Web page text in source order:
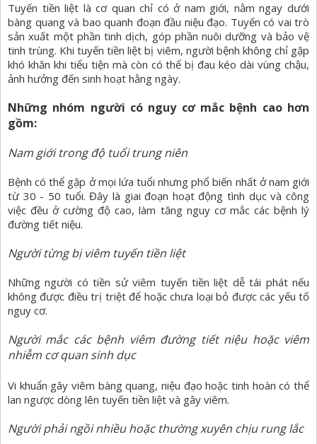
Tuyến tiền liệt là cơ quan chỉ có ở nam giới, nằm ngay dưới
bàng quang và bao quanh đoạn đầu niệu đạo. Tuyến có vai trò
sản xuất một phần tinh dịch, góp phần nuôi dưỡng và bảo vệ
tinh trùng. Khi tuyến tiền liệt bị viêm, người bệnh không chỉ gặp
khó khăn khi tiểu tiện mà còn có thể bị đau kéo dài vùng chậu,
ảnh hưởng đến sinh hoạt hằng ngày.
Những nhóm người có nguy cơ mắc bệnh cao hơn
gồm:
Nam giới trong độ tuổi trung niên
Bệnh có thể gặp ở mọi lứa tuổi nhưng phổ biến nhất ở nam giới
từ 30 - 50 tuổi. Đây là giai đoạn hoạt động tình dục và công
việc đều ở cường độ cao, làm tăng nguy cơ mắc các bệnh lý
đường tiết niệu.
Người từng bị viêm tuyến tiền liệt
Những người có tiền sử viêm tuyến tiền liệt dễ tái phát nếu
không được điều trị triệt để hoặc chưa loại bỏ được các yếu tố
nguy cơ.
Người mắc các bệnh viêm đường tiết niệu hoặc viêm
nhiễm cơ quan sinh dục
Vi khuẩn gây viêm bàng quang, niệu đạo hoặc tinh hoàn có thể
lan ngược dòng lên tuyến tiền liệt và gây viêm.
Người phải ngồi nhiều hoặc thường xuyên chịu rung lắc